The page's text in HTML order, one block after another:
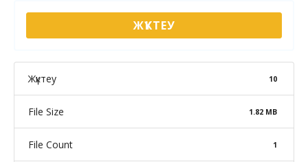
ЖҮКТЕУ
Жүктеу 10
File Size 1.82 MB
File Count 1